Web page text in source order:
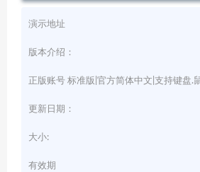
演示地址
版本介绍：
正版账号 标准版|官方简体中文|支持键盘.
更新日期：
大小:
有效期